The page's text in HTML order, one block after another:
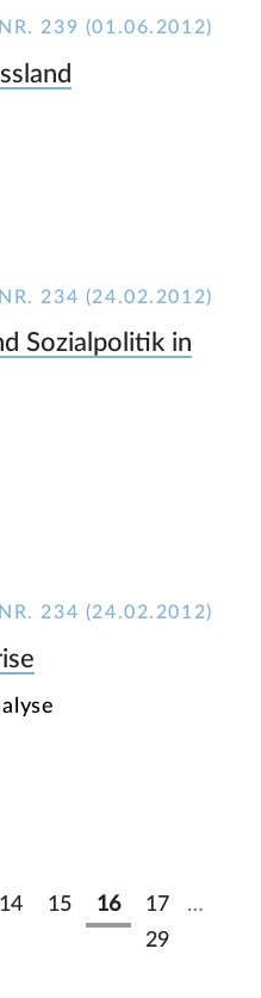
239 (01.06.2012)
234 (24.02.2012)
Sozialpolitik in
234 (24.02.2012)
14 15 16 17
…
29